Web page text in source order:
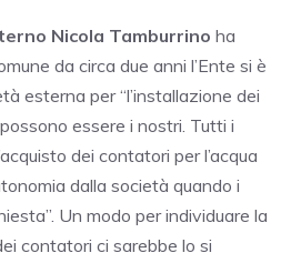
Nicola Tamburrino ha
da circa due anni l’Ente si è
esterna per “l’installazione dei
essere i nostri. Tutti i
dei contatori per l’acqua
dalla società quando i
Un modo per individuare la
contatori ci sarebbe lo si